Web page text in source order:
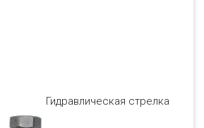
Гидравлическая стрелка